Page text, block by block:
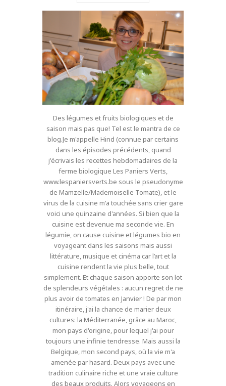
Des légumes et fruits biologiques et de
saison mais pas que! Tel est le mantra de ce
blog.Je m'appelle Hind (connue par certains
dans les épisodes précédents, quand
j'écrivais les recettes hebdomadaires de la
ferme biologique Les Paniers Verts,
www.lespaniersverts.be sous le pseudonyme
de Mamzelle/Mademoiselle Tomate), et le
virus de la cuisine m'a touchée sans crier gare
voici une quinzaine d'années. Si bien que la
cuisine est devenue ma seconde vie. En
légumie, on cause cuisine et légumes bio en
voyageant dans les saisons mais aussi
littérature, musique et cinéma car l’art et la
cuisine rendent la vie plus belle, tout
simplement. Et chaque saison apporte son lot
de splendeurs végétales : aucun regret de ne
plus avoir de tomates en Janvier ! De par mon
itinéraire, j'ai la chance de marier deux
cultures: la Méditerranée, grâce au Maroc,
mon pays d'origine, pour lequel j'ai pour
toujours une infinie tendresse. Mais aussi la
Belgique, mon second pays, où la vie m'a
amenée par hasard. Deux pays avec une
tradition culinaire riche et une vraie culture
des beaux produits. Alors voyageons en